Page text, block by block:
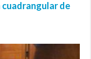
cuadrangular de